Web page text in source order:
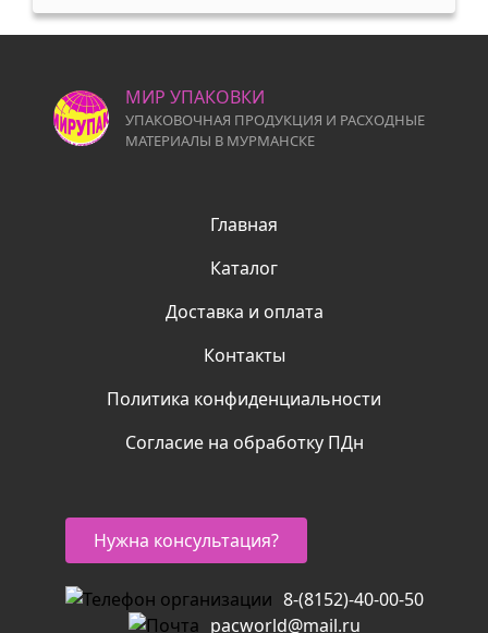
МИР УПАКОВКИ
УПАКОВОЧНАЯ ПРОДУКЦИЯ И РАСХОДНЫЕ
МАТЕРИАЛЫ В МУРМАНСКЕ
Главная
Каталог
Доставка и оплата
Контакты
Политика конфиденциальности
Согласие на обработку ПДн
Нужна консультация?
8-(8152)-40-00-50
pacworld@mail.ru